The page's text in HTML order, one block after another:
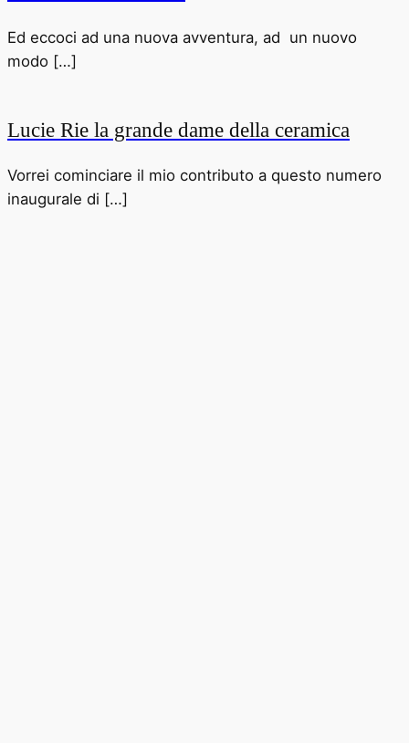
Ed eccoci ad una nuova avventura, ad un nuovo
modo […]
Lucie Rie la grande dame della ceramica
Vorrei cominciare il mio contributo a questo numero
inaugurale di […]